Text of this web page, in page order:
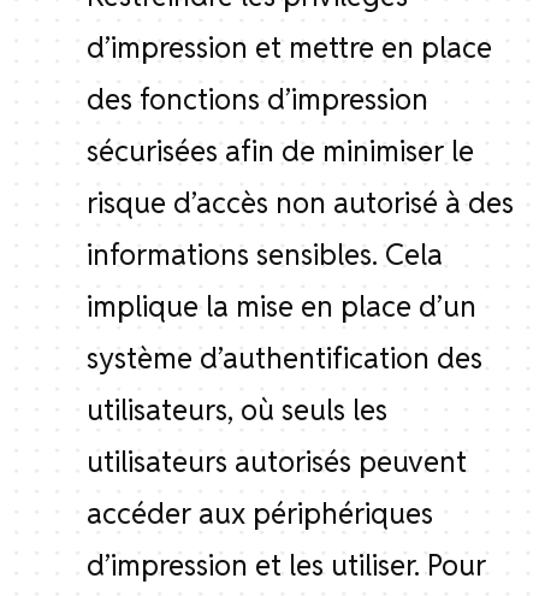
d’impression et mettre en place
des fonctions d’impression
sécurisées afin de minimiser le
risque d’accès non autorisé à des
informations sensibles. Cela
implique la mise en place d’un
système d’authentification des
utilisateurs, où seuls les
utilisateurs autorisés peuvent
accéder aux périphériques
d’impression et les utiliser. Pour